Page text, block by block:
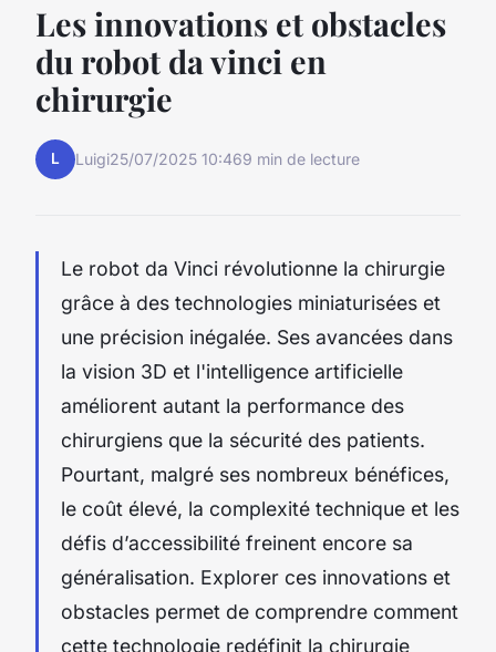
Les innovations et obstacles
du robot da vinci en
chirurgie
L Luigi25/07/2025 10:469 min de lecture
Le robot da Vinci révolutionne la chirurgie
grâce à des technologies miniaturisées et
une précision inégalée. Ses avancées dans
la vision 3D et l'intelligence artificielle
améliorent autant la performance des
chirurgiens que la sécurité des patients.
Pourtant, malgré ses nombreux bénéfices,
le coût élevé, la complexité technique et les
défis d’accessibilité freinent encore sa
généralisation. Explorer ces innovations et
obstacles permet de comprendre comment
cette technologie redéfinit la chirurgie